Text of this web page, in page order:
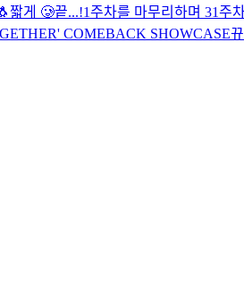
짧게 🥲끝...!1주차를 마무리하며 31주
COMEBACK SHOWCASE